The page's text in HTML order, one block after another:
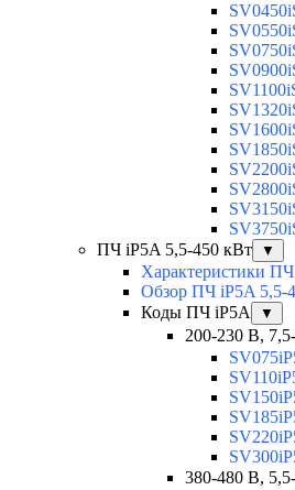
ПЧ iP5A 5,5-450 кВт
▼
Характеристики
Обзор ПЧ iP5A 5,5-
Коды ПЧ iP5A
▼
200-230 В,
380-480 В,